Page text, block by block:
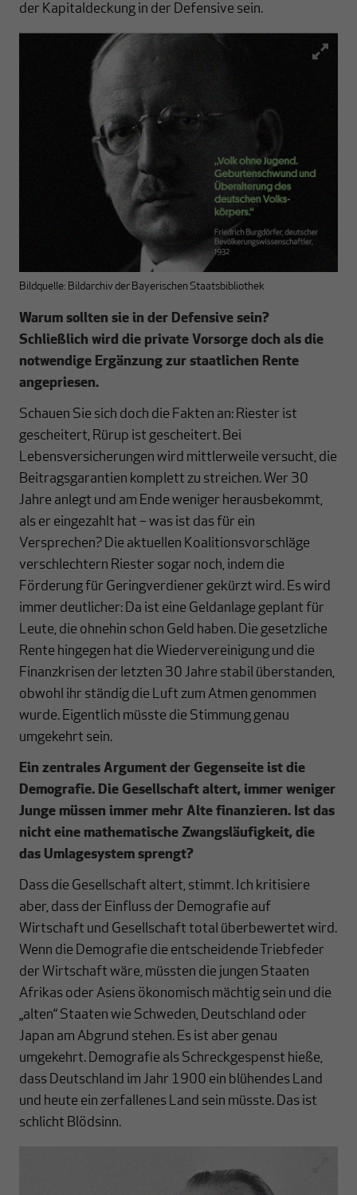
der Kapitaldeckung in der Defensive sein.
Bildquelle: Bildarchiv der Bayerischen Staatsbibliothek
Warum sollten sie in der Defensive sein?
Schließlich wird die private Vorsorge doch als die
notwendige Ergänzung zur staatlichen Rente
angepriesen.
Schauen Sie sich doch die Fakten an: Riester ist
gescheitert, Rürup ist gescheitert. Bei
Lebensversicherungen wird mittlerweile versucht, die
Beitragsgarantien komplett zu streichen. Wer 30
Jahre anlegt und am Ende weniger herausbekommt,
als er eingezahlt hat – was ist das für ein
Versprechen? Die aktuellen Koalitionsvorschläge
verschlechtern Riester sogar noch, indem die
Förderung für Geringverdiener gekürzt wird. Es wird
immer deutlicher: Da ist eine Geldanlage geplant für
Leute, die ohnehin schon Geld haben. Die gesetzliche
Rente hingegen hat die Wiedervereinigung und die
Finanzkrisen der letzten 30 Jahre stabil überstanden,
obwohl ihr ständig die Luft zum Atmen genommen
wurde. Eigentlich müsste die Stimmung genau
umgekehrt sein.
Ein zentrales Argument der Gegenseite ist die
Demografie. Die Gesellschaft altert, immer weniger
Junge müssen immer mehr Alte finanzieren. Ist das
nicht eine mathematische Zwangsläufigkeit, die
das Umlagesystem sprengt?
Dass die Gesellschaft altert, stimmt. Ich kritisiere
aber, dass der Einfluss der Demografie auf
Wirtschaft und Gesellschaft total überbewertet wird.
Wenn die Demografie die entscheidende Triebfeder
der Wirtschaft wäre, müssten die jungen Staaten
Afrikas oder Asiens ökonomisch mächtig sein und die
„alten“ Staaten wie Schweden, Deutschland oder
Japan am Abgrund stehen. Es ist aber genau
umgekehrt. Demografie als Schreckgespenst hieße,
dass Deutschland im Jahr 1900 ein blühendes Land
und heute ein zerfallenes Land sein müsste. Das ist
schlicht Blödsinn.